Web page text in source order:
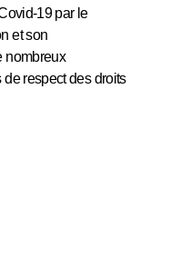
19 par le
et son
nombreux
respect des droits